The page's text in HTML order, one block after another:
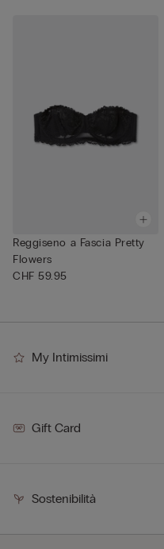
Reggiseno a Fascia Pretty
Flowers
CHF 59.95
My Intimissimi
Gift Card
Sostenibilità